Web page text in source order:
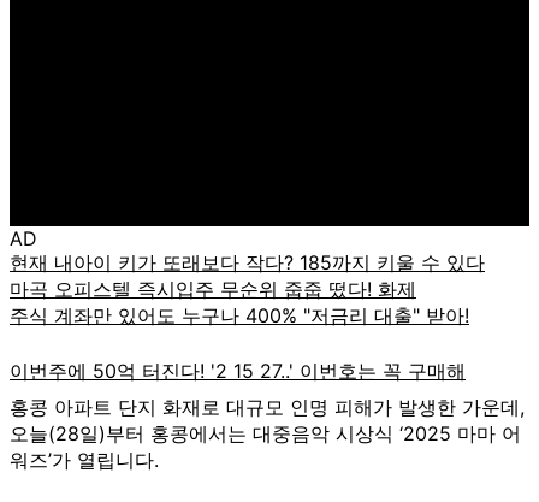
AD
홍콩 아파트 단지 화재로 대규모 인명 피해가 발생한 가운데,
오늘(28일)부터 홍콩에서는 대중음악 시상식 ‘2025 마마 어
워즈’가 열립니다.